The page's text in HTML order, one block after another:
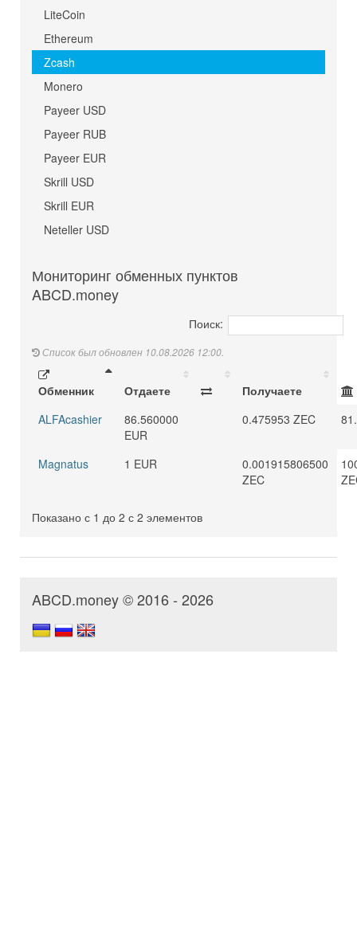
LiteCoin
Ethereum
Zcash
Monero
Payeer USD
Payeer RUB
Payeer EUR
Skrill USD
Skrill EUR
Neteller USD
Мониторинг обменных пунктов
ABCD.money
Поиск:
Список был обновлен 10.08.2026 12:00.
Обменник Отдаете Получаете
ALFAcashier
86.560000
EUR
0.475953 ZEC
Magnatus 1 EUR
0.001915806500
ZEC
Показано с 1 до 2 с 2 элементов
ABCD.money © 2016 - 2026